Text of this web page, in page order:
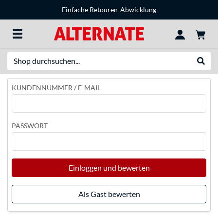
Einfache Retouren-Abwicklung
KUNDENNUMMER / E-MAIL
PASSWORT
Einloggen und bewerten
Als Gast bewerten